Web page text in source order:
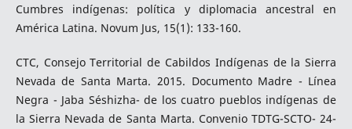
Cumbres indígenas: política y diplomacia ancestral en
América Latina. Novum Jus, 15(1): 133-160.
CTC, Consejo Territorial de Cabildos Indígenas de la Sierra
Nevada de Santa Marta. 2015. Documento Madre - Línea
Negra - Jaba Séshizha- de los cuatro pueblos indígenas de
la Sierra Nevada de Santa Marta. Convenio TDTG-SCTO- 24-